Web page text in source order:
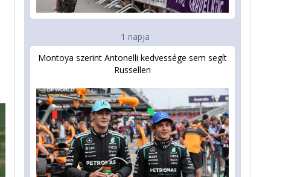
1 napja
Montoya szerint Antonelli kedvessége sem segít
Russellen